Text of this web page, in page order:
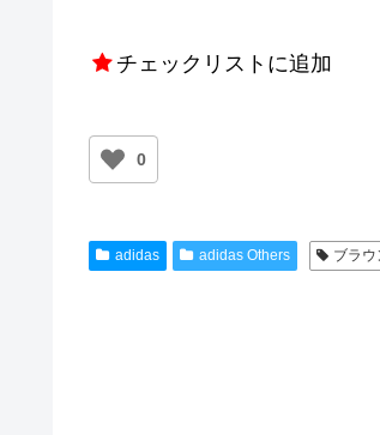
チェックリストに追加
0
adidas adidas Others ブラウ